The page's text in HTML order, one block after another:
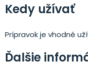
Kedy užívať
Prípravok je vhodné
Ďalšie